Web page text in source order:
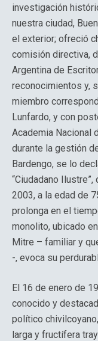
investigación
nuestra ciudad,
el exterior; ofreció
comisión directiva,
Argentina de
reconocimientos y,
miembro
Lunfardo, y con
Academia Nacional
durante la gestión
Bardengo, se lo
“Ciudadano
2003, a la edad de
prolonga en el
monolito, ubicado
Mitre – familiar y
-, evoca su
El 16 de enero de
conocido y
político
larga y fructífera